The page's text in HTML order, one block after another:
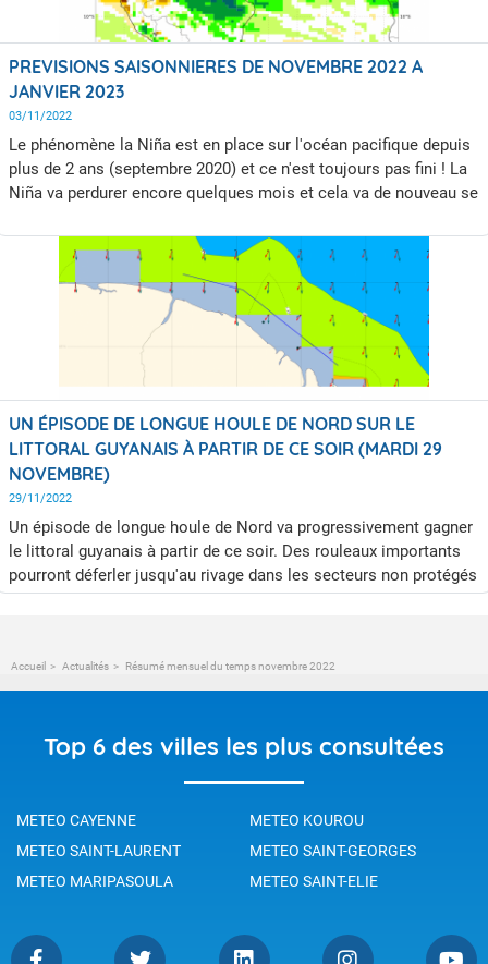
PREVISIONS SAISONNIERES DE NOVEMBRE 2022 A
JANVIER 2023
03/11/2022
Le phénomène la Niña est en place sur l'océan pacifique depuis
plus de 2 ans (septembre 2020) et ce n'est toujours pas fini ! La
Niña va perdurer encore quelques mois et cela va de nouveau se
températures sont quant à elles prévues supérieures aux
normales sur le littoral tandis qu'elles devraient être plus
proches des normales dans les terres.
UN ÉPISODE DE LONGUE HOULE DE NORD SUR LE
LITTORAL GUYANAIS À PARTIR DE CE SOIR (MARDI 29
NOVEMBRE)
29/11/2022
Un épisode de longue houle de Nord va progressivement gagner
le littoral guyanais à partir de ce soir. Des rouleaux importants
pourront déferler jusqu'au rivage dans les secteurs non protégés
par les bancs de vase notamment aux heures des marées
Accueil Actualités Résumé mensuel du temps novembre 2022
Top 6 des villes les plus consultées
METEO CAYENNE
METEO KOUROU
METEO SAINT-LAURENT
METEO SAINT-GEORGES
METEO MARIPASOULA
METEO SAINT-ELIE